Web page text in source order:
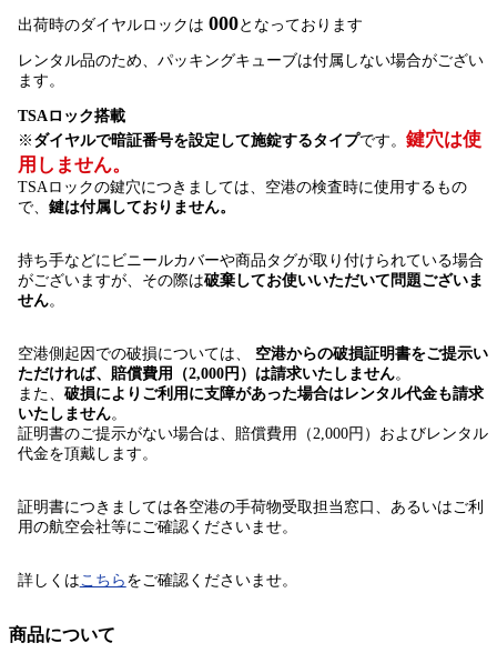
出荷時のダイヤルロックは 000となっております
レンタル品のため、パッキングキューブは付属しない場合がござい
ます。
TSAロック搭載
※ ダイヤルで暗証番号を設定して施錠するタイプです。 鍵穴は使
用しません。
TSAロックの鍵穴につきましては、空港の検査時に使用するもの
で、 鍵は付属しておりません。
持ち手などにビニールカバーや商品タグが取り付けられている場合
がございますが、その際は破棄してお使いいただいて問題ございま
せん。
空港側起因での破損については、 空港からの破損証明書をご提示い
ただければ、賠償費用（2,000円）は請求いたしません。
また、 破損によりご利用に支障があった場合はレンタル代金も請求
いたしません。
証明書のご提示がない場合は、賠償費用（2,000円）およびレンタル
代金を頂戴します。
証明書につきましては各空港の手荷物受取担当窓口、あるいはご利
用の航空会社等にご確認くださいませ。
詳しくは こちら をご確認くださいませ。
商品について